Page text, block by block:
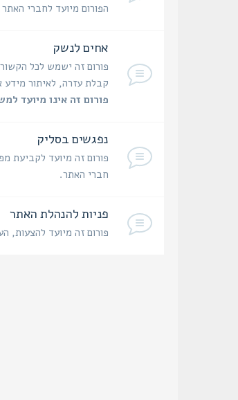
הפורום מיועד לחברי
אחים לנשק
פורום זה ישמש לכל
קבלת עזרה, לאיתור מידע
פורום זה אינו מיועד
נפגשים בסליק
פורום זה מיועד לקביעת
חברי האתר.
פניות להנהלת האתר
פורום זה מיועד להצעות,